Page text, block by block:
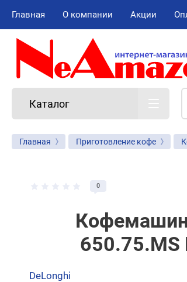
Главная О компании Акции
Каталог
Главная Приготовление кофе
0
650.75.MS
DeLonghi